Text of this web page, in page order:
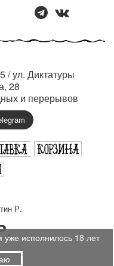
/ ул. Диктатуры
28
и перерывов
Р.
уже исполнилось 18 лет